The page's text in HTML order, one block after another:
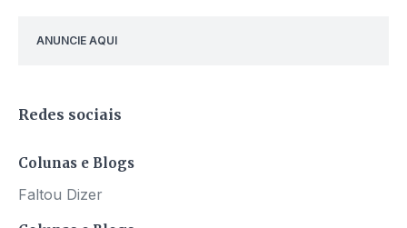
ANUNCIE AQUI
Redes sociais
Colunas e Blogs
Faltou Dizer